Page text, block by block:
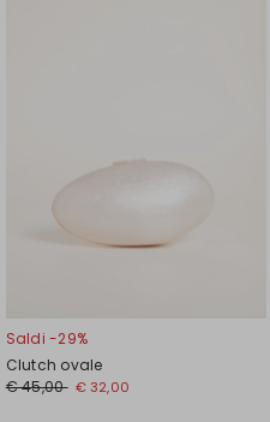
Saldi -29%
Clutch ovale
€ 45,00 € 32,00